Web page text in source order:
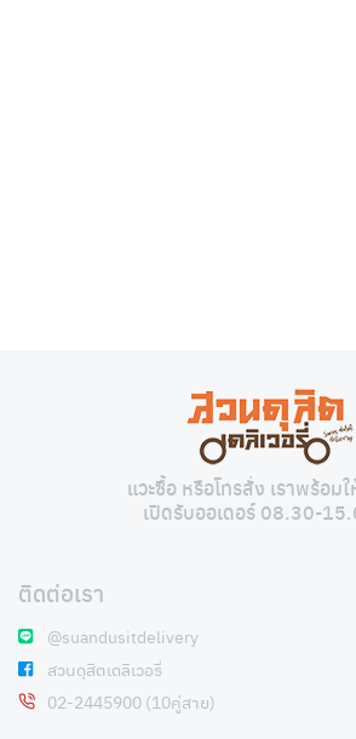
แวะซื้อ หรือโทรสั่ง เราพร้อม
เปิดรับออเดอร์ 08.30-
ติดต่อเรา
@suandusitdelivery
สวนดุสิตเดลิเวอรี่
02-2445900 (10คู่สาย)